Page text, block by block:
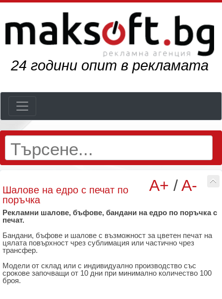
29 години опит в рекламата
A+ /A-
Шалове на едро с печат по
поръчка
Рекламни шалове, бъфове, бандани на едро по поръчка с
печат.
Бандани, бъфове и шалове с възможност за цветен печат на
цялата повърхност чрез сублимация или частично чрез
трансфер.
Модели от склад или с индивидуално производство със
срокове започващи от 10 дни при минимално количество 100
броя.